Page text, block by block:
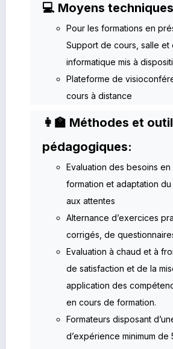
💻 Moyens
Pour les formations en
Support de cours, salle et
informatique mis à
Plateforme de
cours à distance
👩‍🏫 Méthodes et
pédagogiques:
Evaluation des besoins en
formation et adaptation
aux attentes
Alternance d’exercices
corrigés, de
Evaluation à chaud et à
de satisfaction et de la
application des
en cours de formation.
Formateurs disposant
d’expérience minimum de